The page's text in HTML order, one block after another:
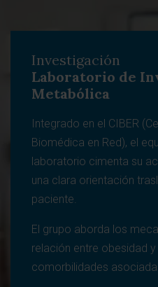
Investigación
Laboratorio de
Metabólica
Integrado en el CIBER
Biomédica en Red), el
laboratorio cimenta su
una clara orientación
paciente.
El grupo aborda los
relación entre obesidad
comorbilidades